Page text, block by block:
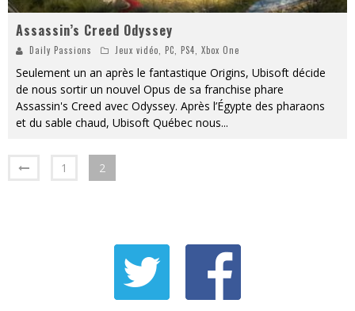
Assassin’s Creed Odyssey
Daily Passions Jeux vidéo PC PS4 Xbox One
Seulement un an après le fantastique Origins, Ubisoft décide
de nous sortir un nouvel Opus de sa franchise phare
Assassin's Creed avec Odyssey. Après l’Égypte des pharaons
et du sable chaud, Ubisoft Québec nous...
1 2